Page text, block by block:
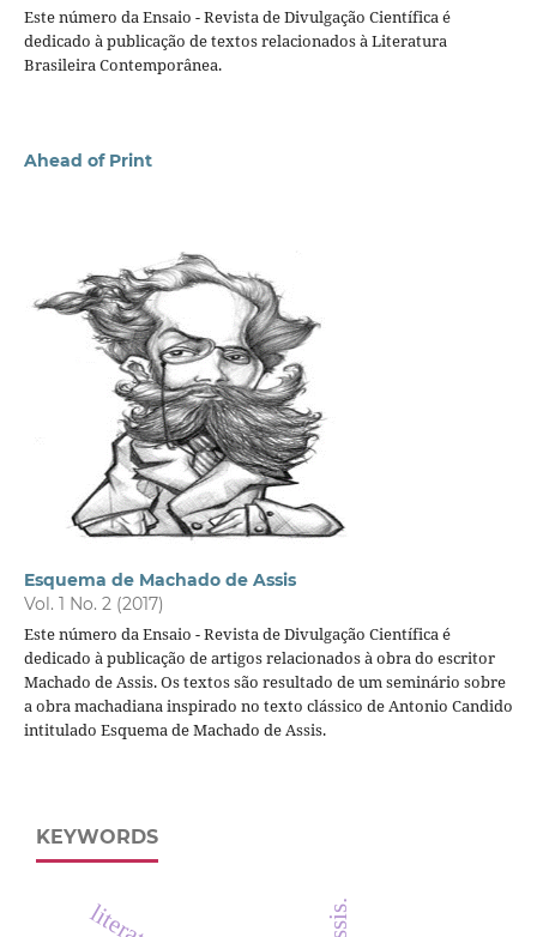
Este número da Ensaio - Revista de Divulgação Científica é
dedicado à publicação de textos relacionados à Literatura
Brasileira Contemporânea.
Ahead of Print
Esquema de Machado de Assis
Vol. 1 No. 2 (2017)
Este número da Ensaio - Revista de Divulgação Científica é
dedicado à publicação de artigos relacionados à obra do escritor
Machado de Assis. Os textos são resultado de um seminário sobre
a obra machadiana inspirado no texto clássico de Antonio Candido
intitulado Esquema de Machado de Assis.
KEYWORDS